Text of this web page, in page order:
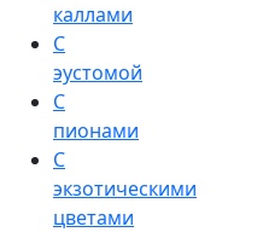
каллами
С
эустомой
С
пионами
С
экзотическими
цветами